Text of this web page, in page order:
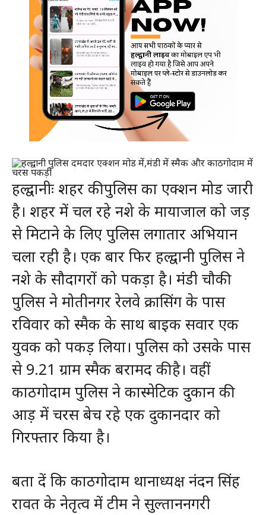
हल्द्वानीः शहर की पुलिस का एक्शन मोड जारी
है। शहर में चल रहे नशे के मायाजाल को जड़
से मिटाने के लिए पुलिस लगातार अभियान
चला रही है। एक बार फिर हल्द्वानी पुलिस ने
नशे के सौदागरों को पकड़ा है। मंडी चौकी
पुलिस ने मोतीनगर रेलवे क्रासिंग के पास
रविवार को स्मैक के साथ बाइक सवार एक
युवक को पकड़ लिया। पुलिस को उसके पास
से 9.21 ग्राम स्मैक बरामद की है। वहीं
काठगोदाम पुलिस ने कास्मेटिक दुकान की
आड़ में चरस बेच रहे एक दुकानदार को
गिरफ्तार किया है।
बता दें कि काठगोदाम थानाध्यक्ष नंदन सिंह
रावत के नेतृत्व में टीम ने सुल्ताननगरी